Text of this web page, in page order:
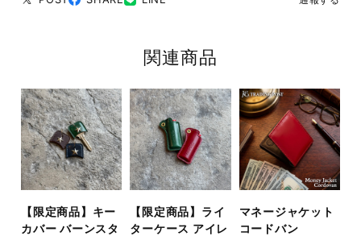
関連商品
【限定商品】キー
カバー バーンスタ
【限定商品】ライ
ターケース アイレ
マネージャケット
コードバン